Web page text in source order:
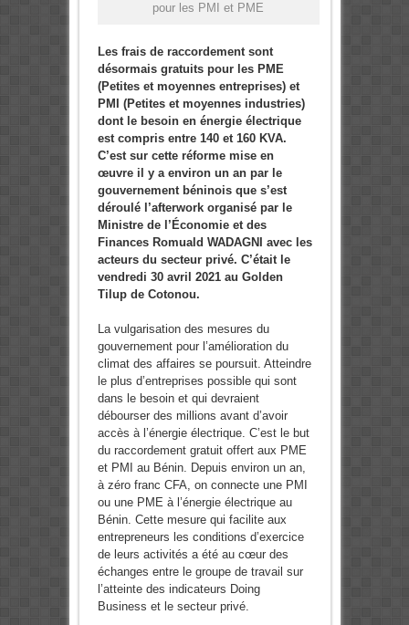
pour les PMI et PME
Les frais de raccordement sont
désormais gratuits pour les PME
(Petites et moyennes entreprises) et
PMI (Petites et moyennes industries)
dont le besoin en énergie électrique
est compris entre 140 et 160 KVA.
C’est sur cette réforme mise en
œuvre il y a environ un an par le
gouvernement béninois que s’est
déroulé l’afterwork organisé par le
Ministre de l’Économie et des
Finances Romuald WADAGNI avec les
acteurs du secteur privé. C’était le
vendredi 30 avril 2021 au Golden
Tilup de Cotonou.
La vulgarisation des mesures du
gouvernement pour l’amélioration du
climat des affaires se poursuit. Atteindre
le plus d’entreprises possible qui sont
dans le besoin et qui devraient
débourser des millions avant d’avoir
accès à l’énergie électrique. C’est le but
du raccordement gratuit offert aux PME
et PMI au Bénin. Depuis environ un an,
à zéro franc CFA, on connecte une PMI
ou une PME à l’énergie électrique au
Bénin. Cette mesure qui facilite aux
entrepreneurs les conditions d’exercice
de leurs activités a été au cœur des
échanges entre le groupe de travail sur
l’atteinte des indicateurs Doing
Business et le secteur privé.